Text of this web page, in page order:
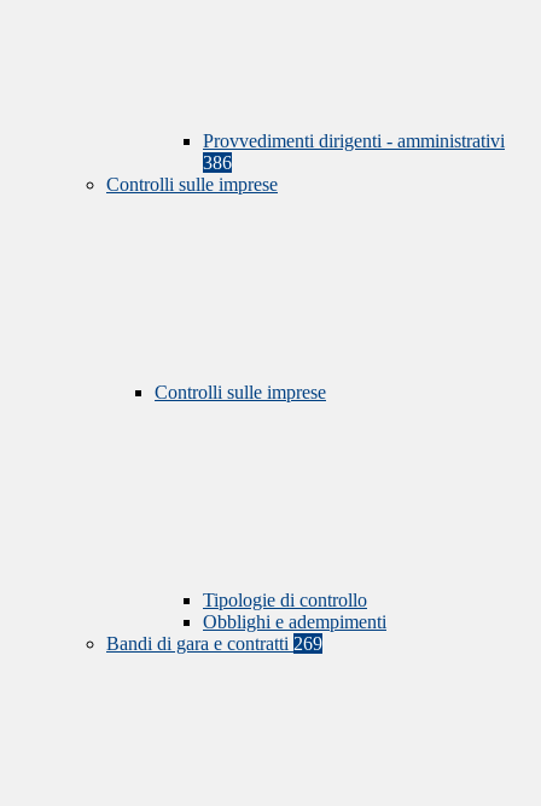
Provvedimenti dirigenti - amministrativi
386
Controlli sulle imprese
Controlli sulle imprese
Tipologie di controllo
Obblighi e adempimenti
Bandi di gara e contratti 269